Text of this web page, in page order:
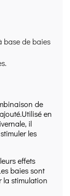
base de baies
de
en
il
les
effets
baies sont
la stimulation